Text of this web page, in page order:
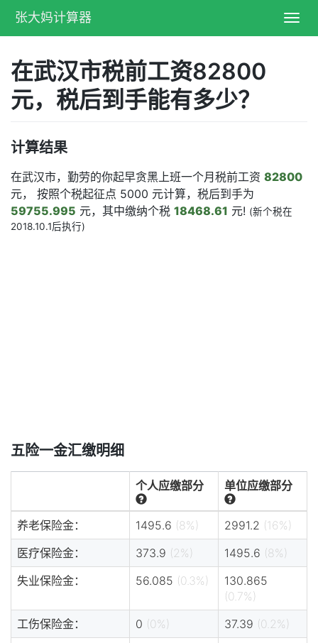
张大妈计算器
在武汉市税前工资82800
元，税后到手能有多少？
计算结果
在武汉市，勤劳的你起早贪黑上班一个月税前工资 82800
元， 按照个税起征点 5000 元计算，税后到手为
59755.995 元，其中缴纳个税 18468.61 元! (新个税在
2018.10.1后执行)
五险一金汇缴明细
个人应缴部分 单位应缴部分
养老保险金： 1495.6 (8%) 2991.2 (16%)
医疗保险金：
373.9 (2%) 1495.6 (8%)
失业保险金：
56.085 (0.3%)
130.865
(0.7%)
工伤保险金：
0 (0%) 37.39 (0.2%)